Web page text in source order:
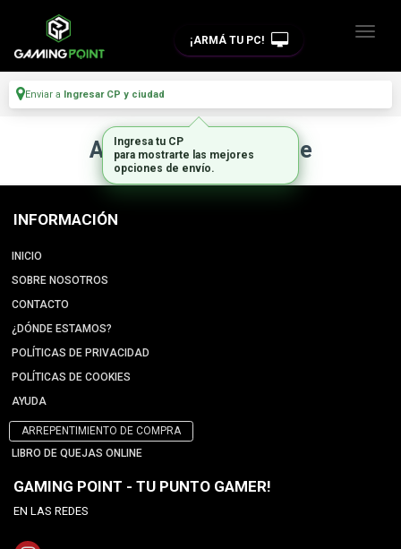
¡ARMÁ TU PC!
Enviar a Ingresar CP y ciudad
Artículo no disponible
INFORMACIÓN
INICIO
SOBRE NOSOTROS
CONTACTO
¿DÓNDE ESTAMOS?
POLÍTICAS DE PRIVACIDAD
POLÍTICAS DE COOKIES
AYUDA
ARREPENTIMIENTO DE COMPRA
LIBRO DE QUEJAS ONLINE
GAMING POINT - TU PUNTO GAMER!
EN LAS REDES
Ingresa tu CP
para mostrarte las mejores
opciones de envío.